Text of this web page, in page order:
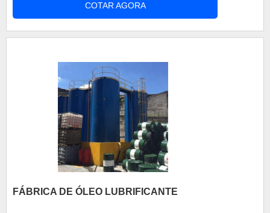
superfícies metálicas e outros. Características do
produto Este item é produzido com agentes de
COTAR AGORA
FÁBRICA DE ÓLEO LUBRIFICANTE